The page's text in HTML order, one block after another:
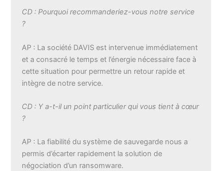
CD : Pourquoi recommanderiez-vous notre service
?
AP : La société DAVIS est intervenue immédiatement
et a consacré le temps et l’énergie nécessaire face à
cette situation pour permettre un retour rapide et
intègre de notre service.
CD : Y a-t-il un point particulier qui vous tient à cœur
?
AP : La fiabilité du système de sauvegarde nous a
permis d’écarter rapidement la solution de
négociation d’un ransomware.